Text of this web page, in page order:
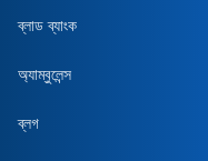
ব্লাড ব্যাংক
অ্যাম্বুলেন্স
ব্লগ